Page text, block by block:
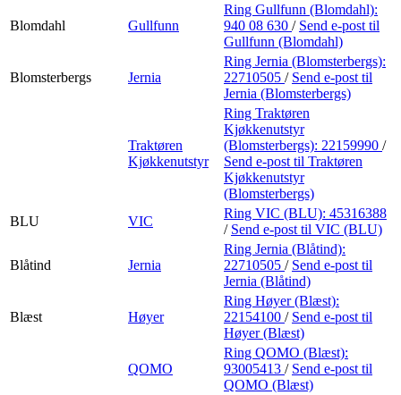
Blomdahl Gullfunn
Ring Gullfunn (Blomdahl):
940 08 630 / Send e-post til
Gullfunn (Blomdahl)
Blomsterbergs Jernia
Ring Jernia (Blomsterbergs):
22710505 / Send e-post til
Jernia (Blomsterbergs)
Traktøren
Kjøkkenutstyr
Ring Traktøren
Kjøkkenutstyr
(Blomsterbergs): 22159990 /
Send e-post til Traktøren
Kjøkkenutstyr
(Blomsterbergs)
BLU
VIC
Ring VIC (BLU): 45316388
/ Send e-post til VIC (BLU)
Blåtind Jernia
Ring Jernia (Blåtind):
22710505 / Send e-post til
Jernia (Blåtind)
Blæst Høyer
Ring Høyer (Blæst):
22154100 / Send e-post til
Høyer (Blæst)
QOMO
Ring QOMO (Blæst):
93005413 / Send e-post til
QOMO (Blæst)